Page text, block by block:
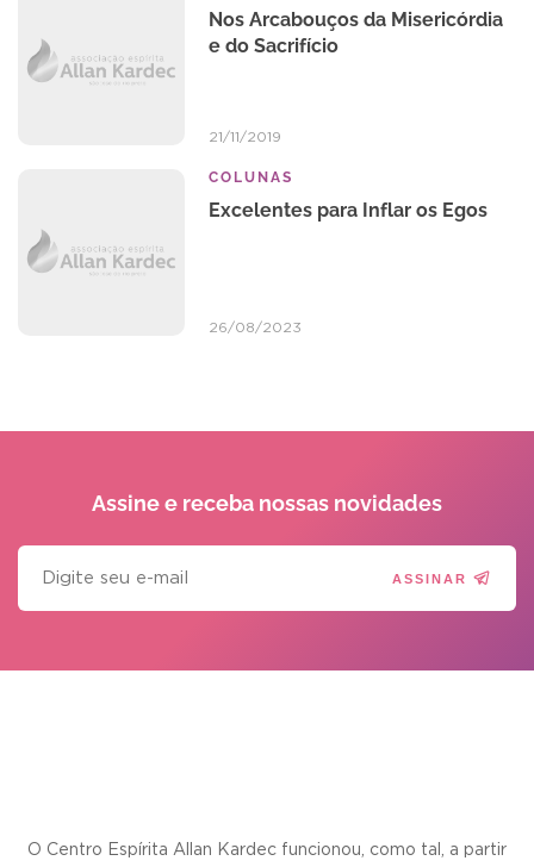
Nos Arcabouços da Misericórdia
e do Sacrifício
21/11/2019
COLUNAS
Excelentes para Inflar os Egos
26/08/2023
Assine e receba nossas novidades
ASSINAR
O Centro Espírita Allan Kardec funcionou, como tal, a partir